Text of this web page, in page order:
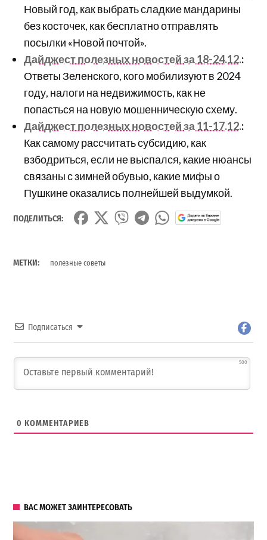
Новый год, как выбрать сладкие мандарины
без косточек, как бесплатно отправлять
посылки «Новой почтой».
Дайджест полезных новостей за 18-24.12.:
Ответы Зеленского, кого мобилизуют в 2024
году, налоги на недвижимость, как не
попасться на новую мошенническую схему.
Дайджест полезных новостей за 11-17.12.:
Как самому рассчитать субсидию, как
взбодриться, если не выспался, какие нюансы
связаны с зимней обувью, какие мифы о
Пушкине оказались полнейшей выдумкой.
ПОДЕЛИТЬСЯ:
МЕТКИ: полезные советы
Подписаться
500
0 КОММЕНТАРИЕВ
ВАС МОЖЕТ ЗАИНТЕРЕСОВАТЬ